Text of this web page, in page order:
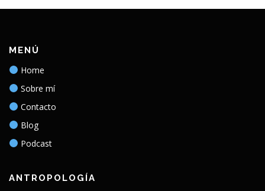
MENÚ
Home
Sobre mí
Contacto
Blog
Podcast
ANTROPOLOGÍA